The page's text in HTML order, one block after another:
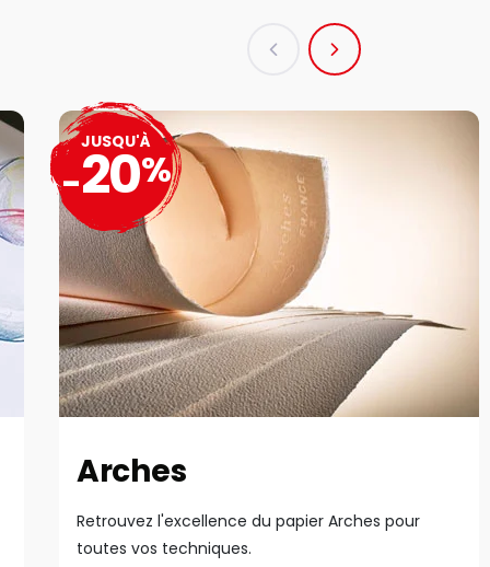
Arches
Retrouvez l'excellence du papier Arches pour
toutes vos techniques.
JUSQU'À
-20%